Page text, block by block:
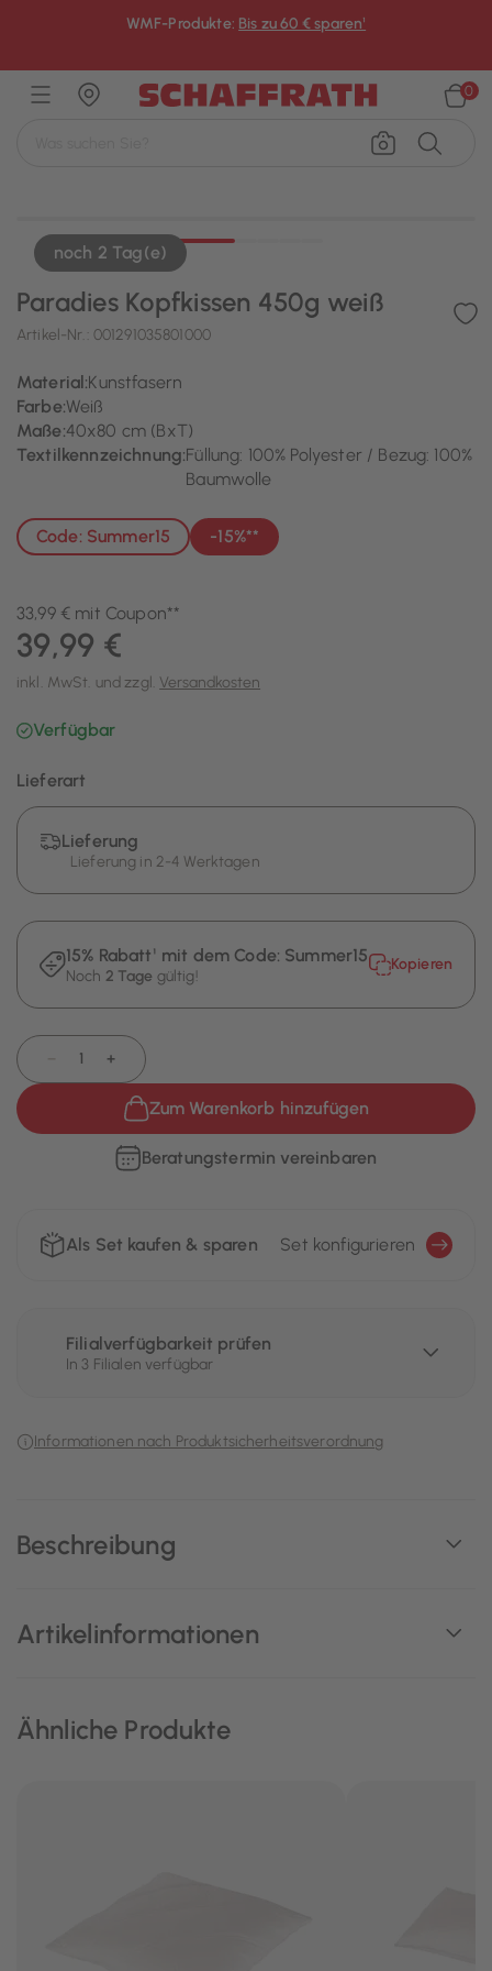
WMF-Produkte: Bis zu 60 € sparen¹
0
noch 2 Tag(e)
Beschreibung
Artikelinformationen
Paradies Kopfkissen 450g weiß
Artikel-Nr.: 001291035801000
Material:Kunstfasern
Farbe:Weiß
Maße:40x80 cm (BxT)
Textilkennzeichnung:Füllung: 100% Polyester / Bezug: 100%
Baumwolle
Code: Summer15 -15%**
33,99 € mit Coupon**
39,99 €
inkl. MwSt. und zzgl. Versandkosten
Verfügbar
Lieferart
Lieferung
Lieferung in 2-4 Werktagen
15% Rabatt¹ mit dem Code: Summer15
Noch 2 Tage gültig!
Kopieren
+
Zum Warenkorb hinzufügen
Beratungstermin vereinbaren
Als Set kaufen & sparen Set konfigurieren
Filialverfügbarkeit prüfen
In 3 Filialen verfügbar
Informationen nach Produktsicherheitsverordnung